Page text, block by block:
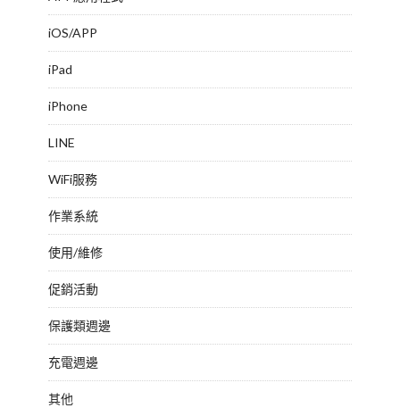
iOS/APP
iPad
iPhone
LINE
WiFi服務
作業系統
使用/維修
促銷活動
保護類週邊
充電週邊
其他